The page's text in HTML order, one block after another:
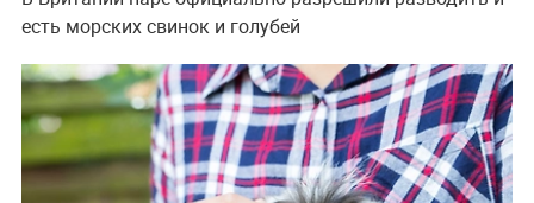
есть морских свинок и голубей